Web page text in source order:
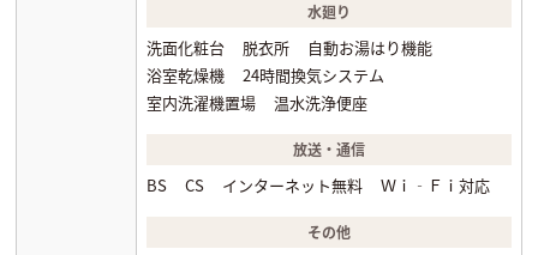
水廻り
洗面化粧台 脱衣所
自動お湯はり機能
浴室乾燥機
24時間換気システム
室内洗濯機置場
温水洗浄便座
放送・通信
BS CS インターネット無料 Ｗｉ‐Ｆｉ対応
その他